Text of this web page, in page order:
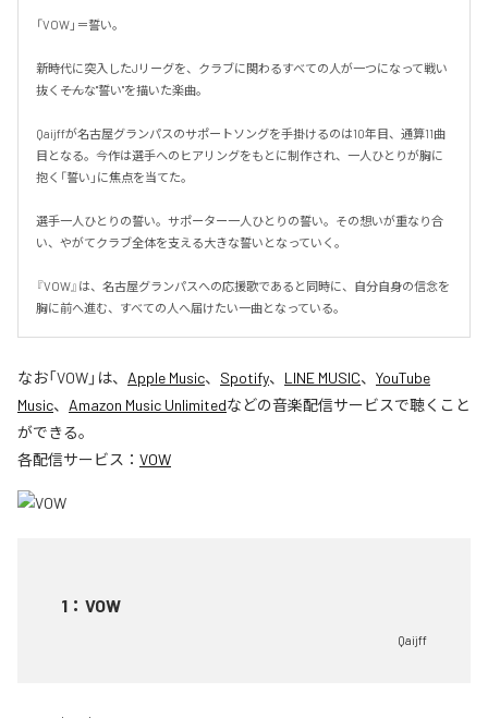
「VOW」＝誓い。
新時代に突入したJリーグを、クラブに関わるすべての人が一つになって戦い
抜く――そんな"誓い"を描いた楽曲。
Qaijffが名古屋グランパスのサポートソングを手掛けるのは10年目、通算11曲
目となる。今作は選手へのヒアリングをもとに制作され、一人ひとりが胸に
抱く「誓い」に焦点を当てた。
選手一人ひとりの誓い。サポーター一人ひとりの誓い。その想いが重なり合
い、やがてクラブ全体を支える大きな誓いとなっていく。
『VOW』は、名古屋グランパスへの応援歌であると同時に、自分自身の信念を
胸に前へ進む、すべての人へ届けたい一曲となっている。
なお「VOW」は、 Apple Music、 Spotify、 LINE MUSIC、 YouTube
Music、 Amazon Music Unlimitedなどの音楽配信サービスで聴くこと
ができる。
各配信サービス： VOW
1 ： VOW
Qaijff